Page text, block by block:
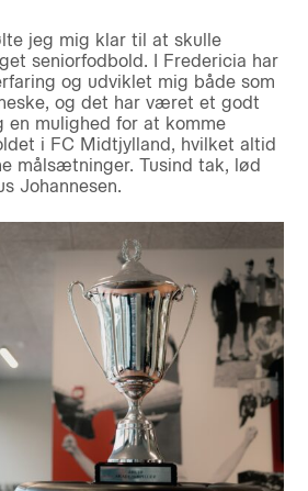
jeg mig klar til at skulle
seniorfodbold. I Fredericia har
og udviklet mig både som
og det har været et godt
en mulighed for at komme
i FC Midtjylland, hvilket altid
målsætninger. Tusind tak, lød
Johannesen.